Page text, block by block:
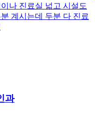
나 진료실 넓고 시설도
계시는데 두분 다 진료
과